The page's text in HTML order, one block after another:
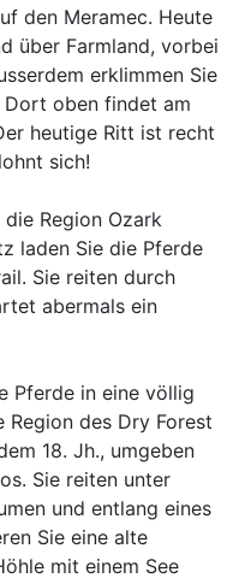
den Meramec. Heute
über Farmland, vorbei
erklimmen Sie
oben findet am
heutige Ritt ist recht
sich!
Region Ozark
laden Sie die Pferde
Sie reiten durch
abermals ein
Pferde in eine völlig
des Dry Forest
18. Jh., umgeben
Sie reiten unter
und entlang eines
Sie eine alte
mit einem See